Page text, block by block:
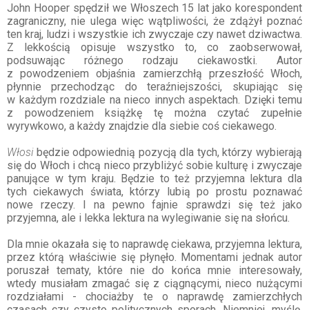
John Hooper spędził we Włoszech 15 lat jako korespondent
zagraniczny, nie ulega więc wątpliwości, że zdążył poznać
ten kraj, ludzi i wszystkie ich zwyczaje czy nawet dziwactwa.
Z lekkością opisuje wszystko to, co zaobserwował,
podsuwając różnego rodzaju ciekawostki. Autor
z powodzeniem objaśnia zamierzchłą przeszłość Włoch,
płynnie przechodząc do teraźniejszości, skupiając się
w każdym rozdziale na nieco innych aspektach. Dzięki temu
z powodzeniem książkę tę można czytać zupełnie
wyrywkowo, a każdy znajdzie dla siebie coś ciekawego.
Włosibędzie odpowiednią pozycją dla tych, którzy wybierają
się do Włoch i chcą nieco przybliżyć sobie kulturę i zwyczaje
panujące w tym kraju. Będzie to też przyjemna lektura dla
tych ciekawych świata, którzy lubią po prostu poznawać
nowe rzeczy. I na pewno fajnie sprawdzi się też jako
przyjemna, ale i lekka lektura na wylegiwanie się na słońcu.
Dla mnie okazała się to naprawdę ciekawa, przyjemna lektura,
przez którą właściwie się płynęło. Momentami jednak autor
poruszał tematy, które nie do końca mnie interesowały,
wtedy musiałam zmagać się z ciągnącymi, nieco nużącymi
rozdziałami - chociażby te o naprawdę zamierzchłych